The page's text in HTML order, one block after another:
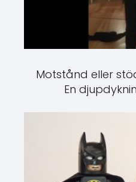
Motstånd eller
En